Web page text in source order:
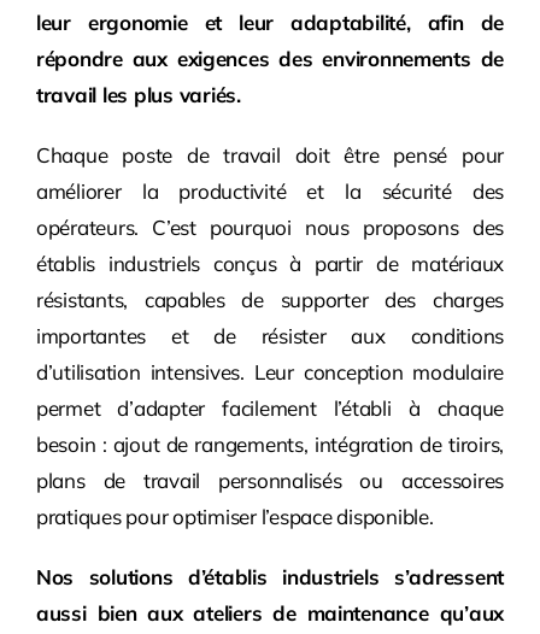
leur ergonomie et leur adaptabilité, afin de
répondre aux exigences des environnements de
travail les plus variés.
Chaque poste de travail doit être pensé pour
améliorer la productivité et la sécurité des
opérateurs. C’est pourquoi nous proposons des
établis industriels conçus à partir de matériaux
résistants, capables de supporter des charges
importantes et de résister aux conditions
d’utilisation intensives. Leur conception modulaire
permet d’adapter facilement l’établi à chaque
besoin : ajout de rangements, intégration de tiroirs,
plans de travail personnalisés ou accessoires
pratiques pour optimiser l’espace disponible.
Nos solutions d’établis industriels s’adressent
aussi bien aux ateliers de maintenance qu’aux